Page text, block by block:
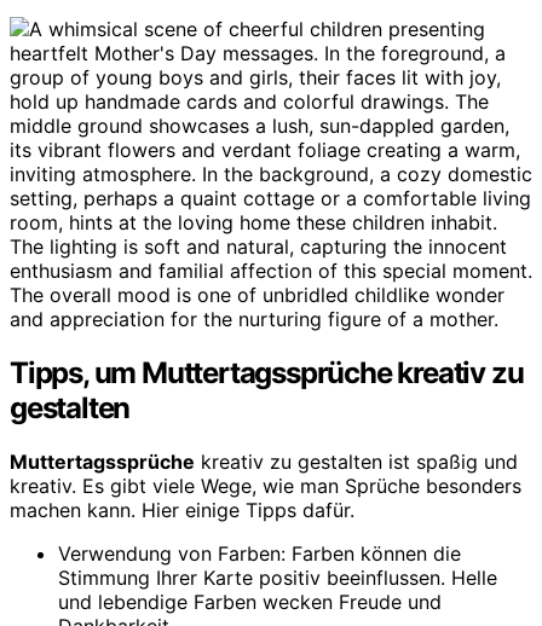
Tipps, um Muttertagssprüche kreativ zu
gestalten
Muttertagssprüche kreativ zu gestalten ist spaßig und
kreativ. Es gibt viele Wege, wie man Sprüche besonders
machen kann. Hier einige Tipps dafür.
Verwendung von Farben: Farben können die
Stimmung Ihrer Karte positiv beeinflussen. Helle
und lebendige Farben wecken Freude und